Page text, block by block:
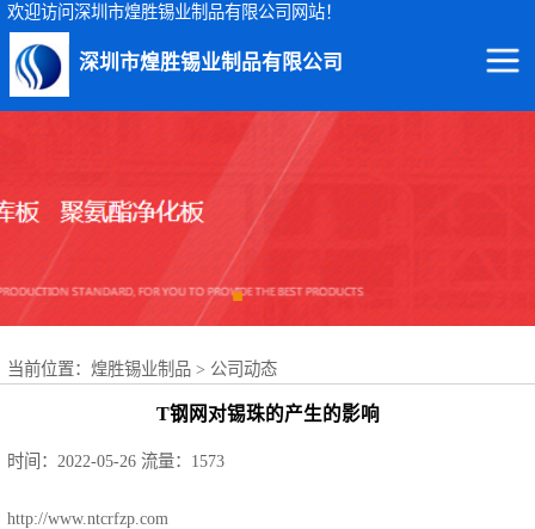
欢迎访问深圳市煌胜锡业制品有限公司网站！
深圳市煌胜锡业制品有限公司
当前位置： 煌胜锡业制品 > 公司动态
T钢网对锡珠的产生的影响
时间：2022-05-26 流量：1573
http://www.ntcrfzp.com
回收锡条
回收锡膏
回收锡锭